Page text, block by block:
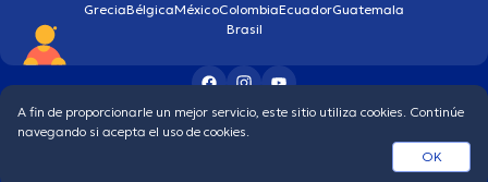
GreciaBélgicaMéxicoColombiaEcuadorGuatemala
Brasil
Condiciones generales
Política de protección de los datos personales
A fin de proporcionarle un mejor servicio, este sitio utiliza cookies. Continúe
navegando si acepta el uso de cookies.
OK